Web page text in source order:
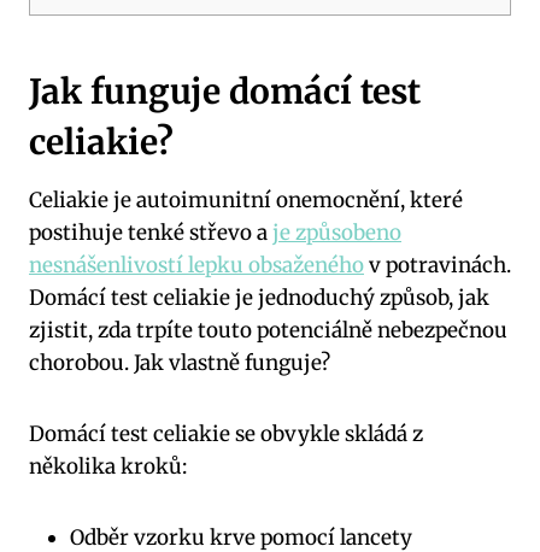
Jak funguje domácí test
celiakie?
Celiakie je autoimunitní onemocnění, které
postihuje tenké střevo aje způsobeno
nesnášenlivostí lepku obsaženéhov potravinách.
Domácí test celiakie je jednoduchý způsob, jak
zjistit, zda trpíte touto potenciálně nebezpečnou
chorobou. Jak vlastně funguje?
Domácí test celiakie se obvykle skládá z
několika kroků:
Odběr vzorku krve pomocí lancety